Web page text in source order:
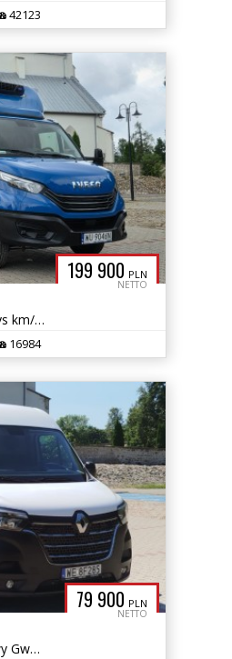
42123
199 900 PLN
NETTO
Chłodnia/Mroźnia/Unikat/16tys km/Salon PL/Jak NOWY/Gwarancja
16984
79 900 PLN
NETTO
L3H2 Salon PL Bezwypadkowy Gwarancja Serwisowany